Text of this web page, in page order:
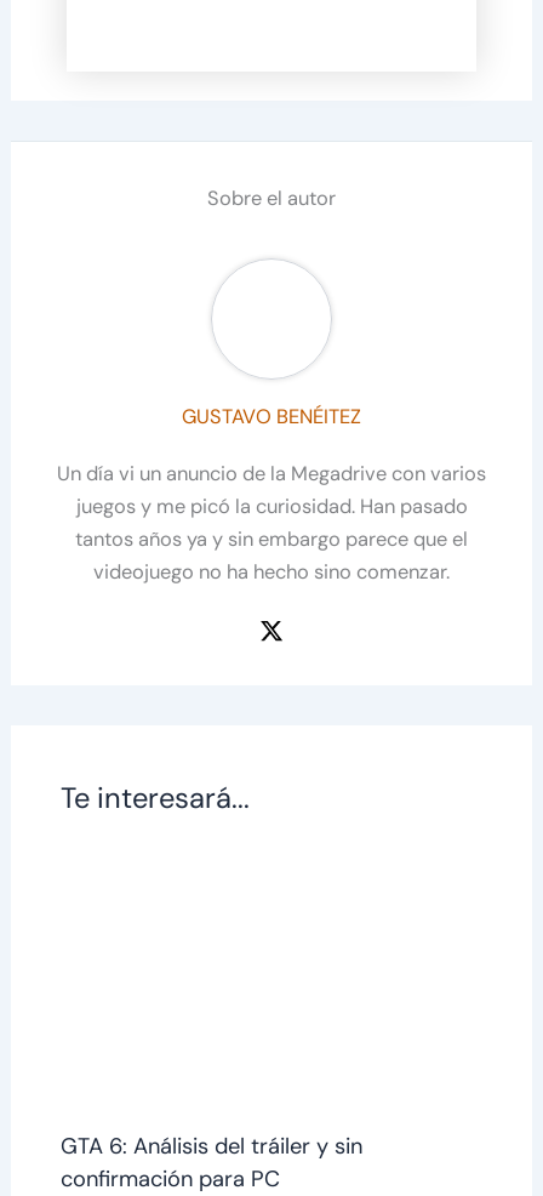
Sobre el autor
GUSTAVO BENÉITEZ
Un día vi un anuncio de la Megadrive con varios
juegos y me picó la curiosidad. Han pasado
tantos años ya y sin embargo parece que el
videojuego no ha hecho sino comenzar.
Te interesará...
GTA 6: Análisis del tráiler y sin
confirmación para PC